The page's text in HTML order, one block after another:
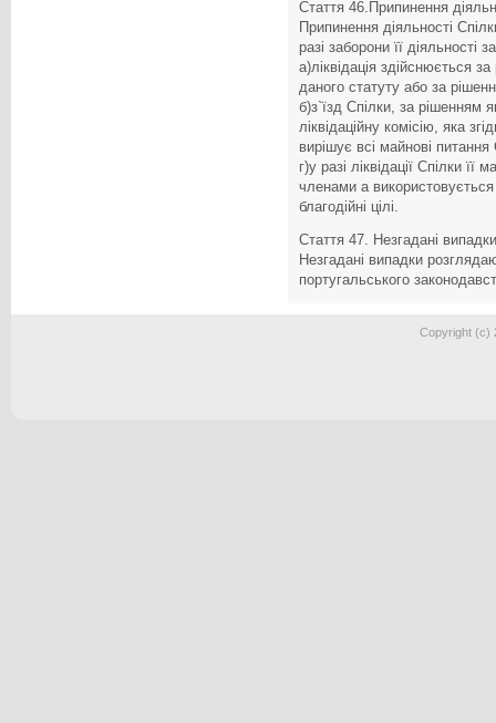
Стаття 46.Припинення
Припинення діяльності
разі заборони її діяльності
а)ліквідація здійснюється
даного статуту або за
б)з`їзд Спілки, за рішенням
ліквідаційну комісію, яка
вирішує всі майнові питання
г)у разі ліквідації Спілки
членами а
благодійні цілі.
Стаття 47. Незгадані
Незгадані випадки
португальського
Copyright (c)